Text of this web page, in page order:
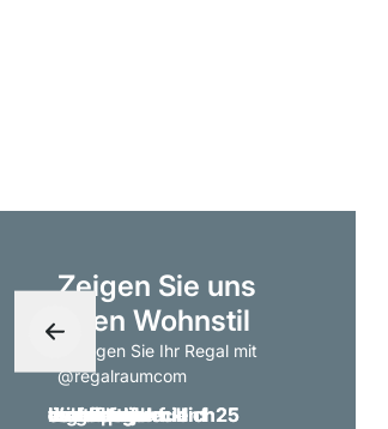
Zeigen Sie uns
Ihren Wohnstil
- taggen Sie Ihr Regal mit
@regalraumcom